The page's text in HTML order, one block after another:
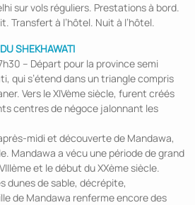
sur vols réguliers. Prestations à bord.
Transfert à l’hôtel. Nuit à l’hôtel.
SHEKHAWATI
– Départ pour la province semi
qui s’étend dans un triangle compris
Vers le XIVème siècle, furent créés
centres de négoce jalonnant les
midi et découverte de Mandawa,
Mandawa a vécu une période de grand
et le début du XXème siècle.
dunes de sable, décrépite,
de Mandawa renferme encore des